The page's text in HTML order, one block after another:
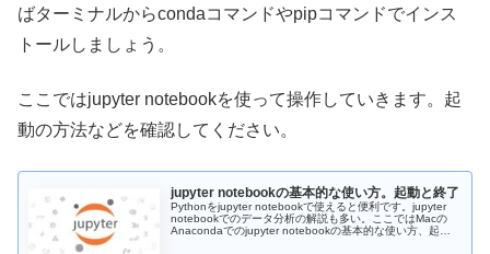
ばターミナルからcondaコマンドやpipコマンドでインス
トールしましょう。
ここではjupyter notebookを使って操作していきます。起
動の方法などを確認してください。
jupyter notebookの基本的な使い方。起動と終了
Pythonをjupyter notebookで使えると便利です。jupyter
notebookでのデータ分析の解説も多い。ここではMacの
Anacondaでのjupyter notebookの基本的な使い方、起動